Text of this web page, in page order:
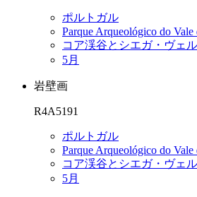
ポルトガル
Parque Arqueológico do Vale
コア渓谷とシエガ・ヴェ
5月
岩壁画
R4A5191
ポルトガル
Parque Arqueológico do Vale
コア渓谷とシエガ・ヴェ
5月